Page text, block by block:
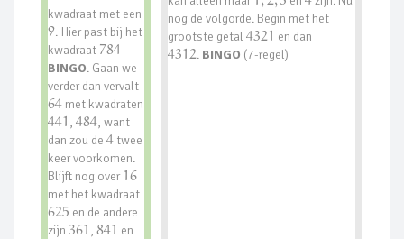
kwadraat met een
9. Hier past bij het
kwadraat 784
BINGO. Gaan we
verder dan vervalt
64met kwadraten
441 , 484, want
dan zou de 4 twee
keer voorkomen.
Blijft nog over16
met het kwadraat
625 en de andere
zijn 361 , 841 en
nog de volgorde. Begin met het
grootste getal 4321 en dan
4312. BINGO (7-regel)